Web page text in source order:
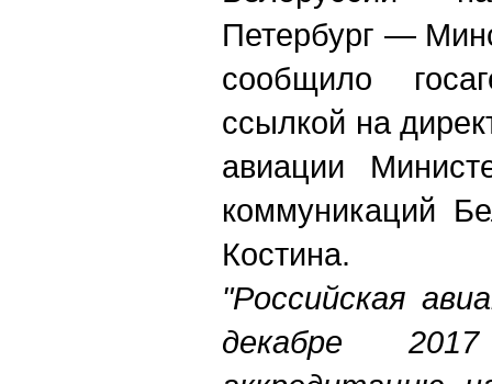
Петербург —
сообщило
ссылкой на
авиации М
коммуникаций
Костина.
"Российская
декабре